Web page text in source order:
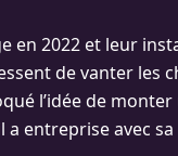
en 2022 et leur
de vanter les
l’idée de
a entreprise avec